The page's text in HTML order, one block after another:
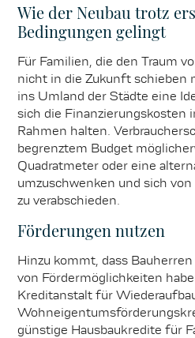
Wie der Neubau trotz
Bedingungen gelingt
Für Familien, die den Traum
nicht in die Zukunft schieben
ins Umland der Städte eine
sich die Finanzierungskosten
Rahmen halten.
begrenztem Budget
Quadratmeter oder eine
umzuschwenken und sich
zu verabschieden.
Förderungen nutzen
Hinzu kommt, dass
von Fördermöglichkeiten
Kreditanstalt für
günstige Hausbaukredite für